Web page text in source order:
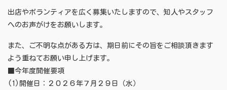
出店やボランティアを広く募集いたしますので、知人やスタッフ
へのお声がけをお願いします。
また、ご不明な点がある方は、期日前にその旨をご相談頂きます
よう重ねてお願い申し上げます。
■今年度開催要項
(1)開催日：２０２６年７月２９日（水）